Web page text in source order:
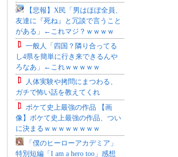
【悲報】X民「男はほぼ全員、
友達に『死ね』と冗談で言うこと
がある」←これマジ？ｗｗｗｗ
一般人「四国？隣り合ってる
し4県を簡単に行き来できるんや
ろなあ」←これｗｗｗｗｗ
人体実験や拷問にまつわる、
ガチで怖い話を教えてくれ
ボケて史上最強の作品 【画
像】ボケて史上最強の作品、つい
に決まるｗｗｗｗｗｗｗｗ
「僕のヒーローアカデミア」
特別短編「I am a hero too」感想